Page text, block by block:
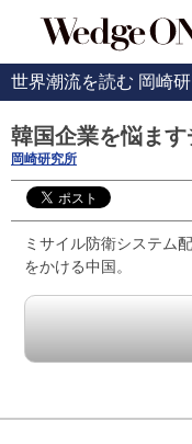
世界潮流を読む 岡崎
韓国企業を悩ま
岡崎研究所
ミサイル防衛システム
をかける中国。